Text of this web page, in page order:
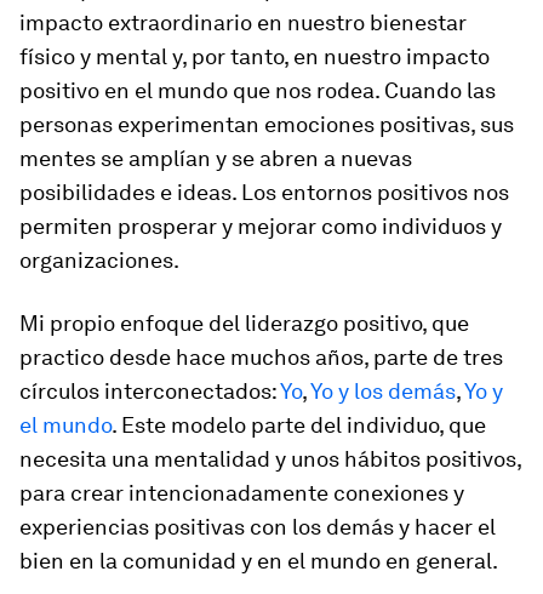
impacto extraordinario en nuestro bienestar
físico y mental y, por tanto, en nuestro impacto
positivo en el mundo que nos rodea. Cuando las
personas experimentan emociones positivas, sus
mentes se amplían y se abren a nuevas
posibilidades e ideas. Los entornos positivos nos
permiten prosperar y mejorar como individuos y
organizaciones.
Mi propio enfoque del liderazgo positivo, que
practico desde hace muchos años, parte de tres
círculos interconectados:Yo,Yo y los demás,Yo y
el mundo. Este modelo parte del individuo, que
necesita una mentalidad y unos hábitos positivos,
para crear intencionadamente conexiones y
experiencias positivas con los demás y hacer el
bien en la comunidad y en el mundo en general.